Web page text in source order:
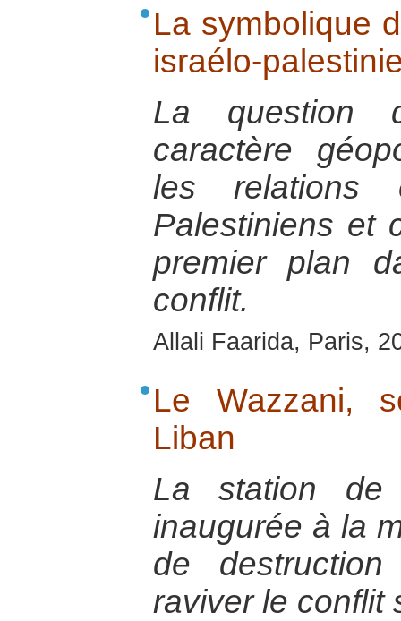
La symbolique
israélo-
La question
caractère
les relations
Palestiniens et
premier plan
conflit.
Allali Faarida, Paris,
Le Wazzani,
Liban
La station de
inaugurée à la
de
raviver le conflit